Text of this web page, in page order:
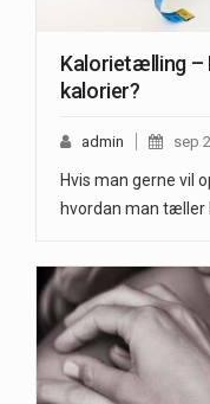
Kalorietælling –
kalorier?
admin sep
Hvis man gerne vil
hvordan man tæller